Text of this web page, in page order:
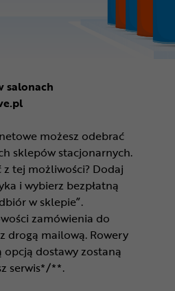
salonach
możesz odebrać
sklepów stacjonarnych.
z tej możliwości? Dodaj
i wybierz bezpłatną
w sklepie”.
zamówienia do
drogą mailową. Rowery
dostawy zostaną
serwis*/**.